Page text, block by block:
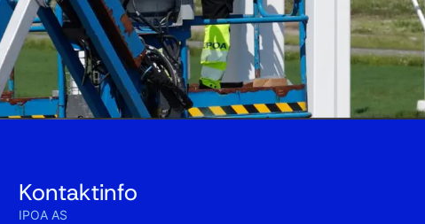
Kontaktinfo
IPOA AS